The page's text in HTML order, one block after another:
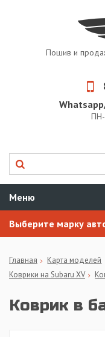
Пошив и
Меню
Выберите марку
Главная Карта моделей
Коврики на Subaru XV
Коврик в